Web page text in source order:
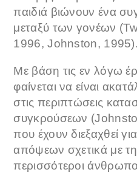
παιδιά βιώνουν ένα
μεταξύ των γονέων
1996, Johnston, 1995).
Με βάση τις εν λόγω
φαίνεται να είναι
στις περιπτώσεις
συγκρούσεων
που έχουν διεξαχθεί
απόψεων σχετικά με τη
περισσότεροι